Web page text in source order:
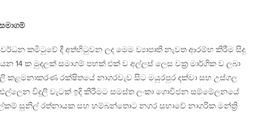
කමිටුවේ දී අත්හිටුවන ලද මෙම ව්‍යාපෘති නැවත ආරම්භ කිරීම සිදු
14 ක මුදලක් සමාගම් පහක් එක් ව අල්ලස් ලෙස වක්‍ර මාර්ගික ව ලබා
කළමනාකරණ රක්ෂිතයේ නාගරවැව සිට මයුරපුර දක්වා සහ උස්ගල
විදුලි වැටක් ඉදි කිරීමට සමස්ත ලංකා ගොවිජන සම්මේලනයේ
සුනිල් රත්නායක සහ හම්බන්තොට නගර සභාවේ නාගරික මන්ත්‍රි